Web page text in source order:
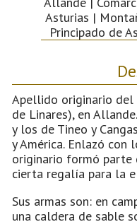
Asturias |
Principado de
Apellido originario del
de Linares), en
y los de Tineo y
y América. Enlazó con
originario formó parte
cierta regalía para la
Sus armas son: en
una caldera de sable